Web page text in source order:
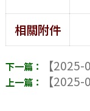
相關附件
【
【2025-